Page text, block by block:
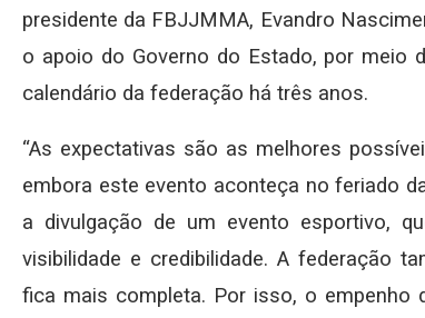
presidente da FBJJMMA, Evandro
o apoio do Governo do Estado, por meio
calendário da federação há três anos.
“As expectativas são as melhores
embora este evento aconteça no feriado
a divulgação de um evento esportivo,
visibilidade e credibilidade. A federação
fica mais completa. Por isso, o empenho